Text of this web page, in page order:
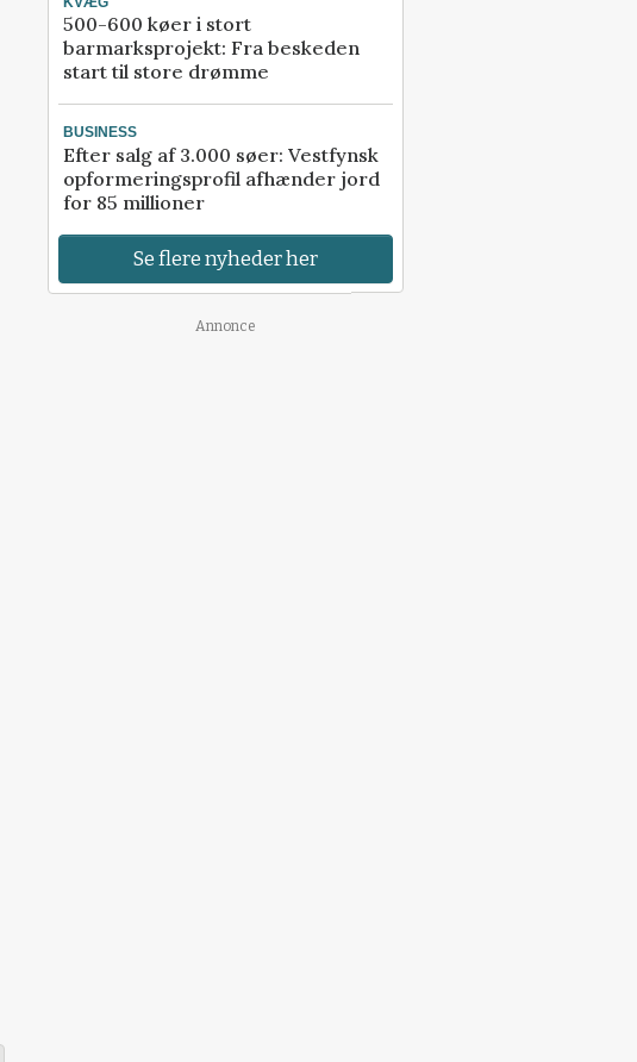
500-600 køer i stort
barmarksprojekt: Fra beskeden
start til store drømme
BUSINESS
Efter salg af 3.000 søer: Vestfynsk
opformeringsprofil afhænder jord
for 85 millioner
Se flere nyheder her
Annonce